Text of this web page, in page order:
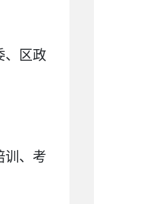
、区政
训、考